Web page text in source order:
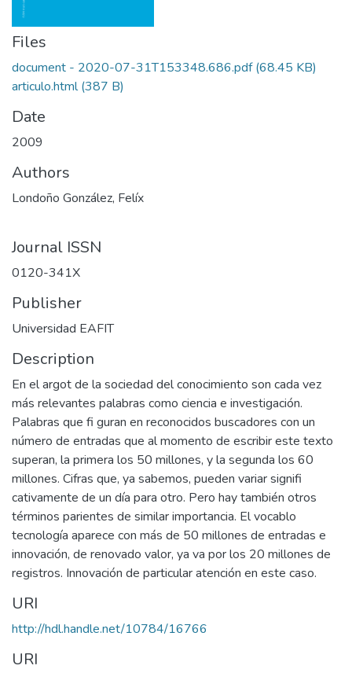
Files
document - 2020-07-31T153348.686.pdf(68.45 KB)
articulo.html(387 B)
Date
2009
Authors
Londoño González, Felíx
Journal ISSN
0120-341X
Publisher
Universidad EAFIT
Description
En el argot de la sociedad del conocimiento son cada vez
más relevantes palabras como ciencia e investigación.
Palabras que fi guran en reconocidos buscadores con un
número de entradas que al momento de escribir este texto
superan, la primera los 50 millones, y la segunda los 60
millones. Cifras que, ya sabemos, pueden variar signifi
cativamente de un día para otro. Pero hay también otros
términos parientes de similar importancia. El vocablo
tecnología aparece con más de 50 millones de entradas e
innovación, de renovado valor, ya va por los 20 millones de
registros. Innovación de particular atención en este caso.
URI
http://hdl.handle.net/10784/16766
URI